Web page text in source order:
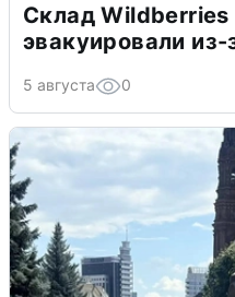
Склад Wildberries
эвакуировали
5 августа 0